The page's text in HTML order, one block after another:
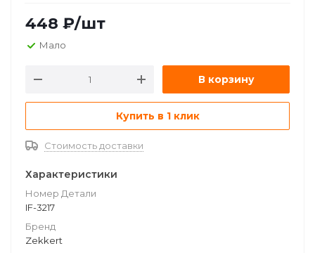
448 ₽/шт
Мало
В корзину
Купить в 1 клик
Стоимость доставки
Характеристики
Номер Детали
IF-3217
Бренд
Zekkert